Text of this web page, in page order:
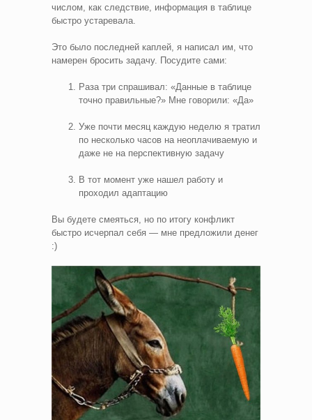
числом, как следствие, информация в таблице
быстро устаревала.
Это было последней каплей, я написал им, что
намерен бросить задачу. Посудите сами:
Раза три спрашивал: «Данные в таблице
точно правильные?» Мне говорили: «Да»
Уже почти месяц каждую неделю я тратил
по несколько часов на неоплачиваемую и
даже не на перспективную задачу
В тот момент уже нашел работу и
проходил адаптацию
Вы будете смеяться, но по итогу конфликт
быстро исчерпал себя — мне предложили денег
:)